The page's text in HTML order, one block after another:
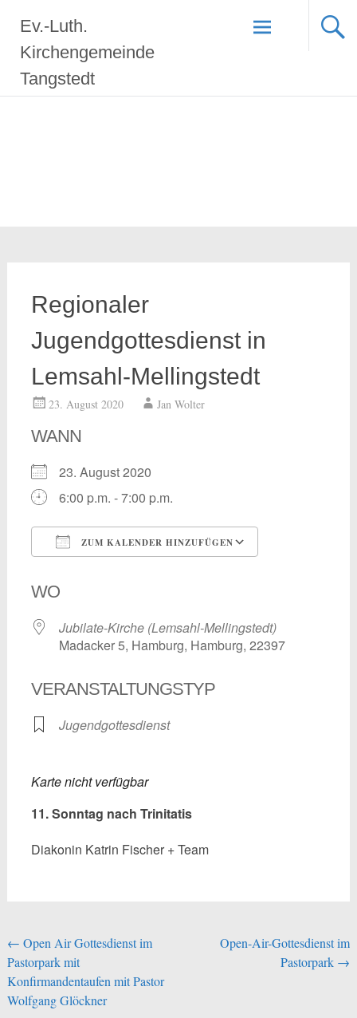
Inhalt
springen
Ev.-Luth.
Kirchengemeinde
Tangstedt
Regionaler
Jugendgottesdienst in
Lemsahl-Mellingstedt
23. August 2020 Jan Wolter
WANN
23. August 2020
6:00 p.m. - 7:00 p.m.
ZUM KALENDER HINZUFÜGEN
WO
Jubilate-Kirche (Lemsahl-Mellingstedt)
Madacker 5, Hamburg, Hamburg, 22397
VERANSTALTUNGSTYP
Jugendgottesdienst
Karte nicht verfügbar
11. Sonntag nach Trinitatis
Diakonin Katrin Fischer + Team
Beitragsnavigation
← Open Air Gottesdienst im
Pastorpark mit
Konfirmandentaufen mit Pastor
Wolfgang Glöckner
Open-Air-Gottesdienst im
Pastorpark →